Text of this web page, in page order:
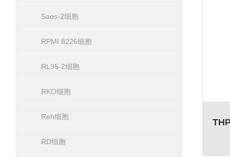
Saos-2细胞
RPMI 8226细胞
RL95-2细胞
RKO细胞
Reh细胞
RD细胞